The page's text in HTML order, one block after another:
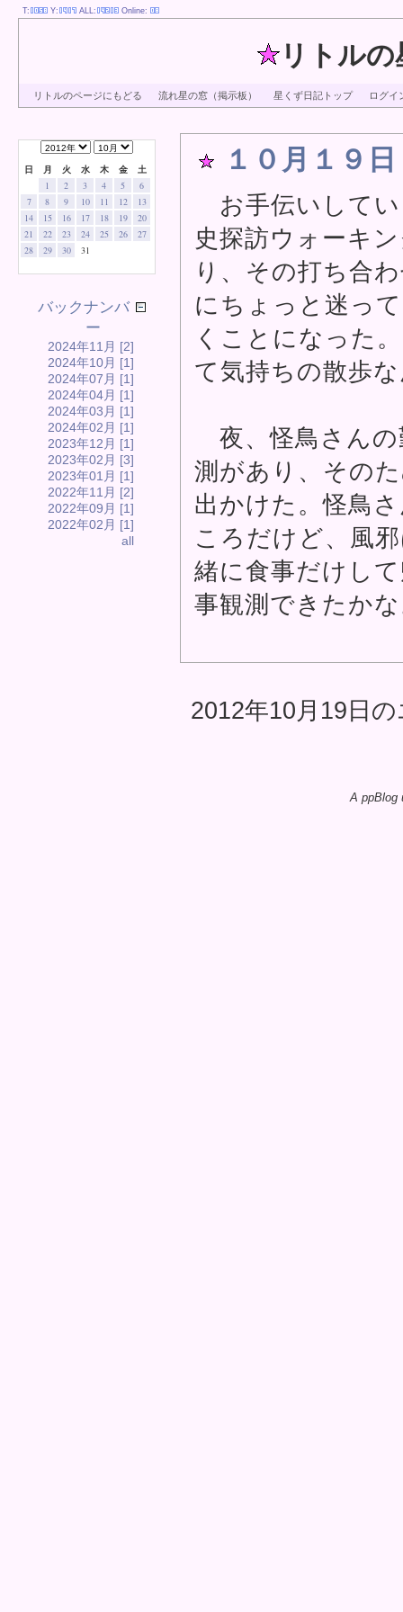
リトル
リトルのページにもどる 流れ星の窓（掲示板） 星くず日記トップ ログイ
１０月１９
お手伝いしてい
史探訪ウォーキ
り、その打ち合
にちょっと迷っ
くことになった
て気持ちの散歩
夜、怪鳥さんの
測があり、その
出かけた。怪鳥
ころだけど、風
緒に食事だけし
事観測できたか
2012年10月19日
T: Y: ALL: Online:
日 月 火 水 木 金 土
1 2 3 4 5
6
7
8 9 10 11 12
13
14
15 16 17 18 19
20
21
22 23 24 25 26
27
28
29 30 31
バックナンバ
ー
2024年11月 [2]
2024年10月 [1]
2024年07月 [1]
2024年04月 [1]
2024年03月 [1]
2024年02月 [1]
2023年12月 [1]
2023年02月 [3]
2023年01月 [1]
2022年11月 [2]
2022年09月 [1]
2022年02月 [1]
all
A ppBlog